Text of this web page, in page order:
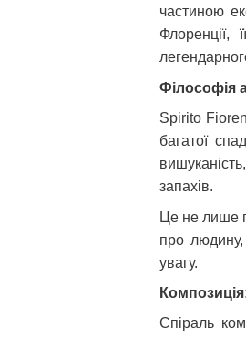
частиною
Флоренції,
Філософія
Spirito
багатої
запахів.
Це не лише
про
увагу.
Спіраль